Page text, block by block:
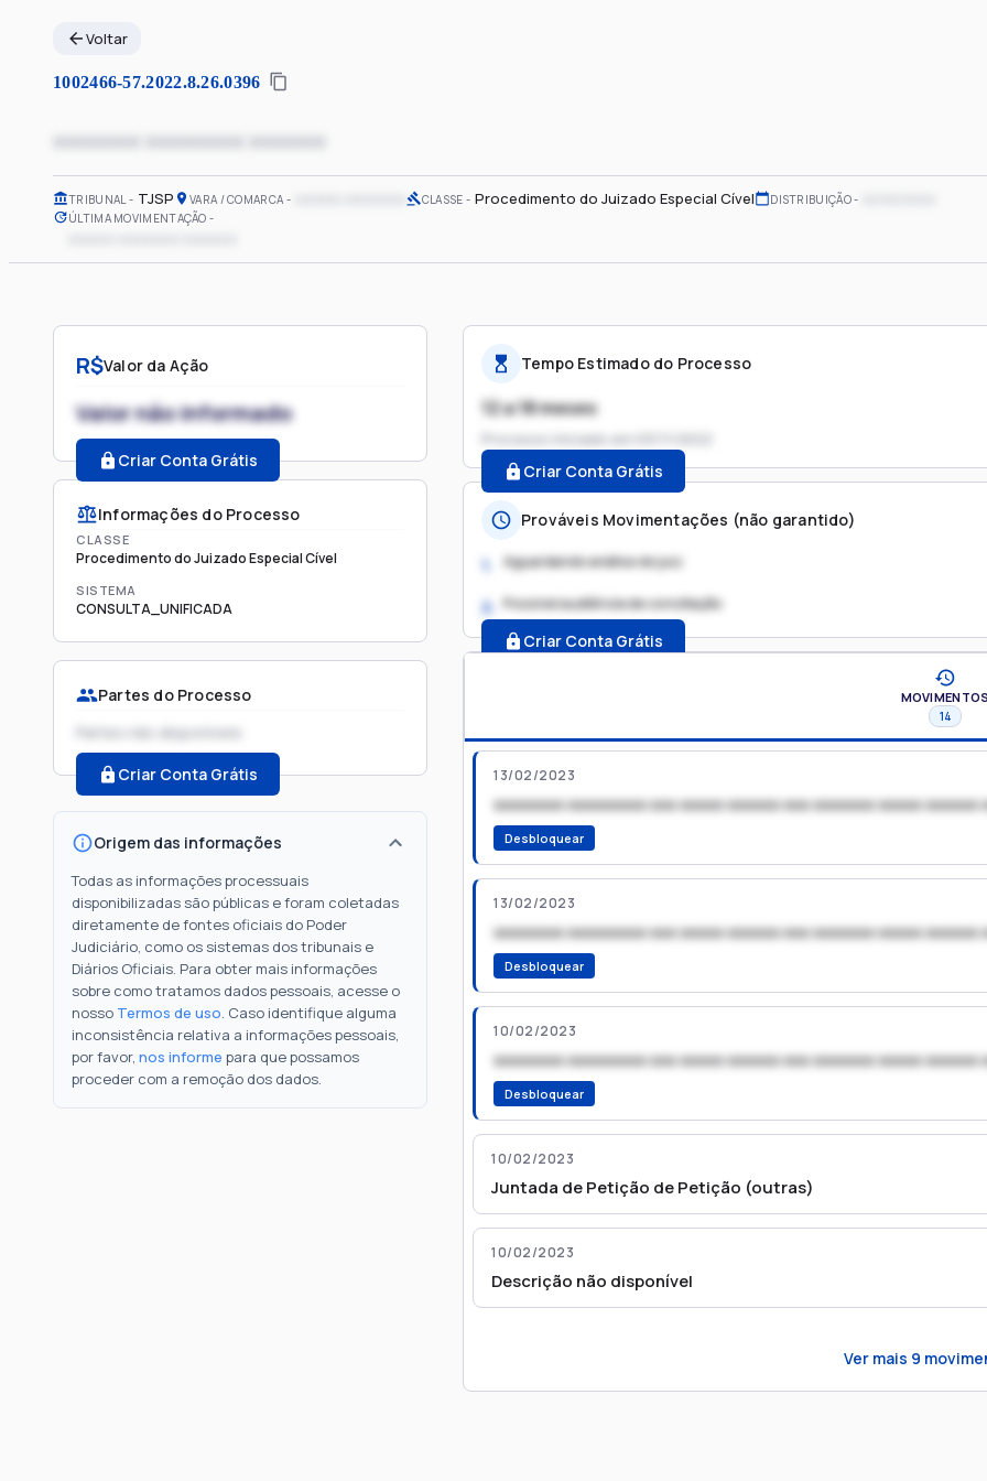
Voltar
1002466-57.2022.8.26.0396
xxxxxxxx xxxxxxxxx xxxxxxx
TRIBUNAL TJSP VARA / COMARCA CLASSE Procedimento do Juizado Especial Cível DISTRIBUIÇÃO
ÚLTIMA MOVIMENTAÇÃO
R$Valor da Ação
Valor não informado
Criar Conta Grátis
Informações do Processo
CLASSE
Procedimento do Juizado Especial Cível
SISTEMA
CONSULTA_UNIFICADA
Partes do Processo
Partes não disponíveis
Criar Conta Grátis
Origem das informações
Todas as informações processuais
disponibilizadas são públicas e foram coletadas
diretamente de fontes oficiais do Poder
Judiciário, como os sistemas dos tribunais e
Diários Oficiais. Para obter mais informações
sobre como tratamos dados pessoais, acesse o
nosso Termos de uso. Caso identifique alguma
inconsistência relativa a informações pessoais,
por favor, nos informe para que possamos
proceder com a remoção dos dados.
Tempo Estimado do Processo
12 a 18 meses
Processo iniciado em
Criar Conta Grátis
Prováveis Movimentações (não garantido)
1. Aguardando análise do juiz
2. Possível audiência de conciliação
Criar Conta Grátis
MOVIMENTOS
14
13/02/2023
xxxxxxxx xxxxxxxxx xxx xxxxx xxxxxx xxx xxxxxxx xxxxx xxxxxx
Desbloquear
13/02/2023
xxxxxxxx xxxxxxxxx xxx xxxxx xxxxxx xxx xxxxxxx xxxxx xxxxxx
Desbloquear
10/02/2023
xxxxxxxx xxxxxxxxx xxx xxxxx xxxxxx xxx xxxxxxx xxxxx xxxxxx
Desbloquear
10/02/2023
Juntada de Petição de Petição (outras)
10/02/2023
Descrição não disponível
Ver mais 9